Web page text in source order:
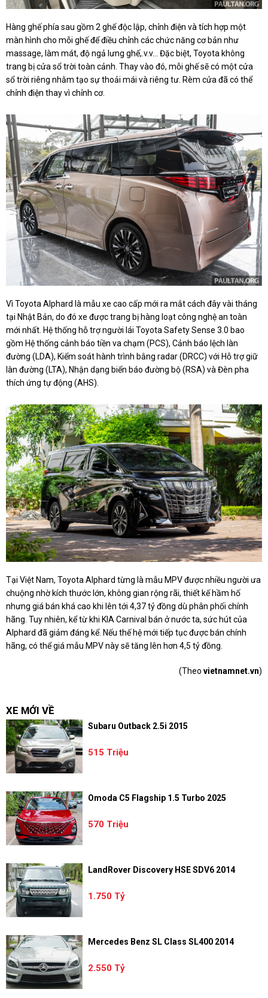
Hàng ghế phía sau gồm 2 ghế độc lập, chỉnh điện và tích hợp một
màn hình cho mỗi ghế để điều chỉnh các chức năng cơ bản như
massage, làm mát, độ ngả lưng ghế,.v.v… Đặc biệt, Toyota không
trang bị cửa sổ trời toàn cảnh. Thay vào đó, mỗi ghế sẽ có một cửa
sổ trời riêng nhằm tạo sự thoải mái và riêng tư. Rèm cửa đã có thể
chỉnh điện thay vì chỉnh cơ.
Vì Toyota Alphard là mẫu xe cao cấp mới ra mắt cách đây vài tháng
tại Nhật Bản, do đó xe được trang bị hàng loạt công nghệ an toàn
mới nhất. Hệ thống hỗ trợ người lái Toyota Safety Sense 3.0 bao
gồm Hệ thống cảnh báo tiền va chạm (PCS), Cảnh báo lệch làn
đường (LDA), Kiểm soát hành trình bằng radar (DRCC) với Hỗ trợ giữ
làn đường (LTA), Nhận dạng biển báo đường bộ (RSA) và Đèn pha
thích ứng tự động (AHS).
Tại Việt Nam, Toyota Alphard từng là mẫu MPV được nhiều người ưa
chuộng nhờ kích thước lớn, không gian rộng rãi, thiết kế hầm hố
nhưng giá bán khá cao khi lên tới 4,37 tỷ đồng dù phân phối chính
hãng. Tuy nhiên, kể từ khi KIA Carnival bán ở nước ta, sức hút của
Alphard đã giảm đáng kể. Nếu thế hệ mới tiếp tục được bán chính
hãng, có thể giá mẫu MPV này sẽ tăng lên hơn 4,5 tỷ đồng.
(Theo vietnamnet.vn)
XE MỚI VỀ
Subaru Outback 2.5i 2015
515 Triệu
Omoda C5 Flagship 1.5 Turbo 2025
570 Triệu
LandRover Discovery HSE SDV6 2014
1.750 Tỷ
Mercedes Benz SL Class SL400 2014
2.550 Tỷ